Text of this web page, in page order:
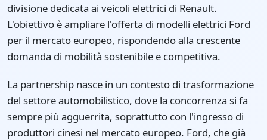
divisione dedicata ai veicoli elettrici di Renault.
L'obiettivo è ampliare l'offerta di modelli elettrici Ford
per il mercato europeo, rispondendo alla crescente
domanda di mobilità sostenibile e competitiva.
La partnership nasce in un contesto di trasformazione
del settore automobilistico, dove la concorrenza si fa
sempre più agguerrita, soprattutto con l'ingresso di
produttori cinesi nel mercato europeo. Ford, che già